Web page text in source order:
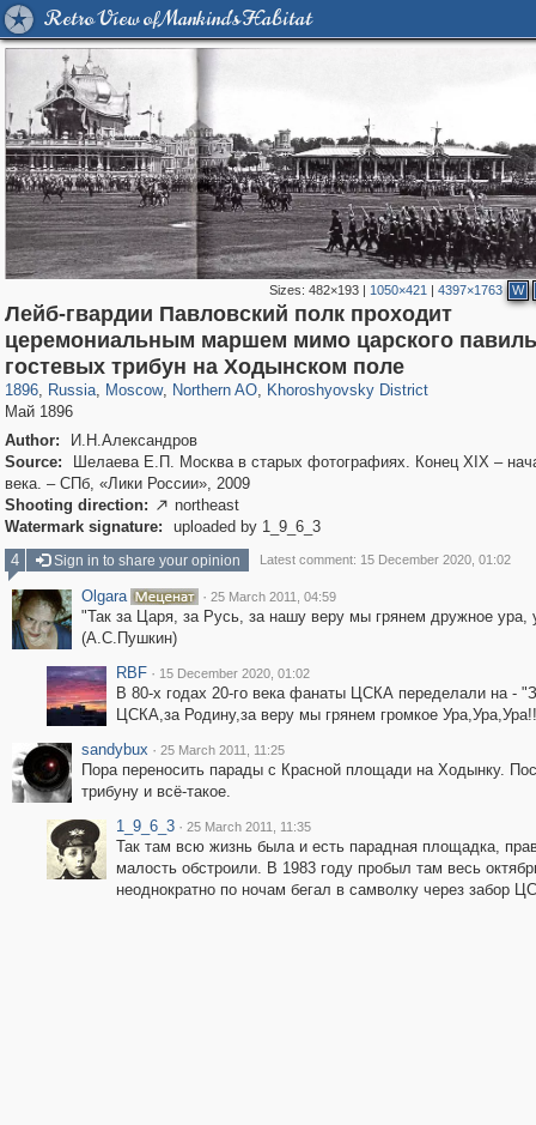
Retro View of Mankind's Habitat
Sizes: 482×193| 1050×421 | 4397×1763 W
Лейб-гвардии Павловский полк проходит
церемониальным маршем мимо царского
гостевых трибун на Ходынском поле
1896, Russia
1,406,255 29,243
, Moscow
319,780 8,286
, Northern AO
22,533 598
, Khoroshyovsky District
1,902 30
Май 1896
Author:
И.Н.Александров
Source:
Шелаева Е.П. Москва в старых фотографиях. Конец XIX –
века. – СПб, «Лики России», 2009
Shooting direction:  northeast
Watermark signature:
uploaded by 1_9_6_3
4
Sign in to share your opinion Latest comment: 15 December 2020, 01:02
Olgara · 25 March 2011, 04:59
"Так за Царя, за Русь, за нашу веру мы грянем дружное ура,
(А.С.Пушкин)
RBF · 15 December 2020, 01:02
В 80-х годах 20-го века фанаты ЦСКА переделали на -
ЦСКА,за Родину,за веру мы грянем громкое
sandybux · 25 March 2011, 11:25
Пора переносить парады с Красной площади на Ходынку.
трибуну и всё-такое.
1_9_6_3 · 25 March 2011, 11:35
Так там всю жизнь была и есть парадная площадка,
малость обстроили. В 1983 году пробыл там весь
неоднократно по ночам бегал в самволку через забор